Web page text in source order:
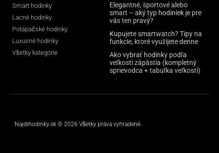
Smart hodinky
Lacné hodinky
Potápačské hodinky
Luxusné hodinky
Všetky kategórie
Elegantné, športové alebo
smart – aký typ hodiniek je pre
vás ten pravý?
Kupujete smartwatch? Tipy na
funkcie, ktoré využijete denne
Ako vybrať hodinky podľa
veľkosti zápästia (kompletný
sprievodca + tabuľka veľkostí)
Najdihodinky.sk © 2026 Všetky práva vyhradené.